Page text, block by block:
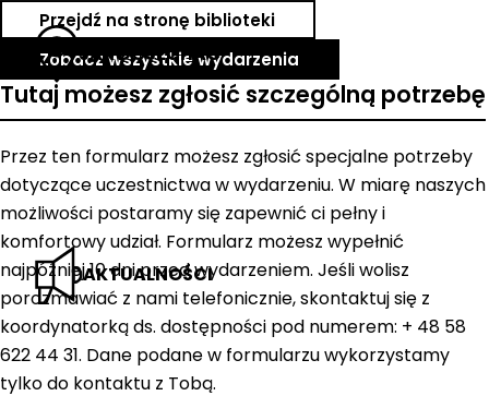
JAK DOJECHAĆ
AKTUALNOŚCI
Przejdź na stronę biblioteki
Zobacz wszystkie wydarzenia
Tutaj możesz zgłosić szczególną potrzebę
Przez ten formularz możesz zgłosić specjalne potrzeby
dotyczące uczestnictwa w wydarzeniu. W miarę naszych
możliwości postaramy się zapewnić ci pełny i
komfortowy udział. Formularz możesz wypełnić
najpóźniej 10 dni przed wydarzeniem. Jeśli wolisz
porozmawiać z nami telefonicznie, skontaktuj się z
koordynatorką ds. dostępności pod numerem: + 48 58
622 44 31. Dane podane w formularzu wykorzystamy
tylko do kontaktu z Tobą.